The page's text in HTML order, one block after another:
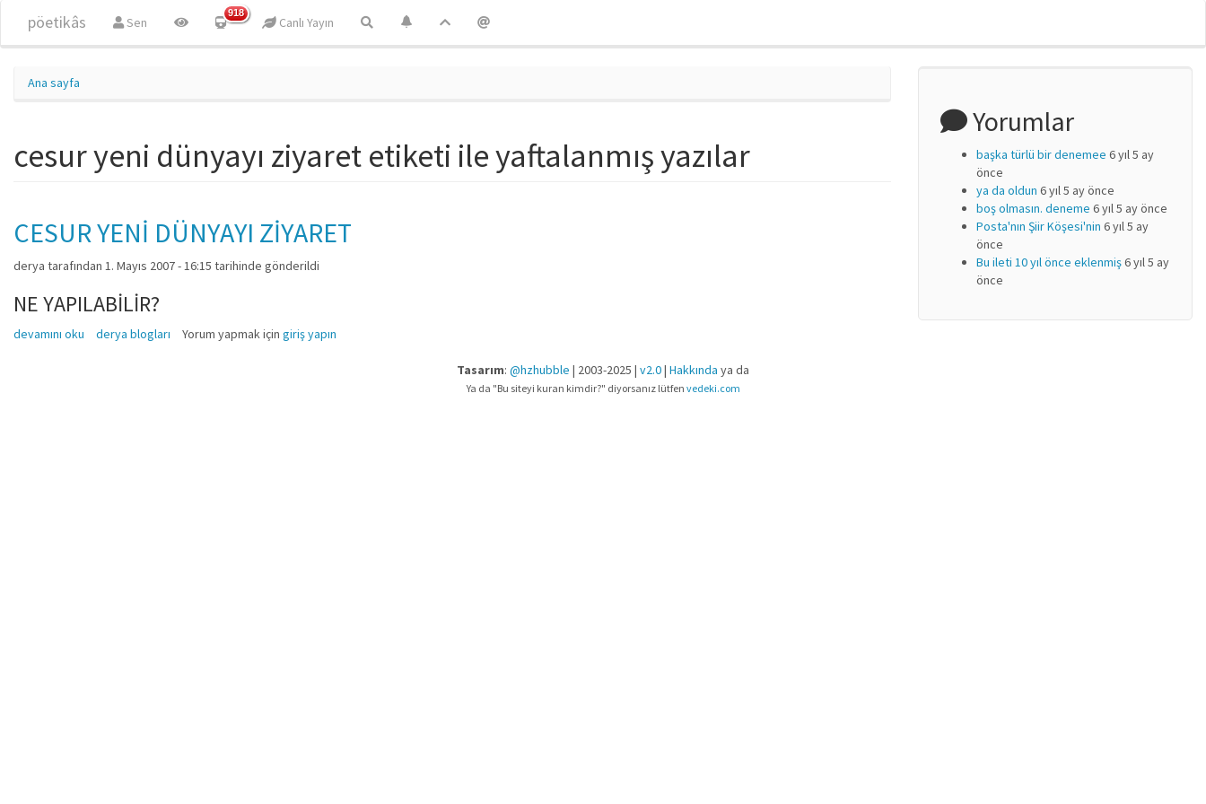
pöetikâs Sen
918
Canlı Yayın
Ana sayfa
cesur yeni dünyayı ziyaret etiketi ile yaftalanmış yazılar
CESUR YENİ DÜNYAYI ZİYARET
derya tarafından 1. Mayıs 2007 - 16:15 tarihinde gönderildi
NE YAPILABİLİR?
CESUR YENİ DÜNYAYI ZİYARET hakkında
devamını oku derya blogları Yorum yapmak için giriş yapın
Yorumlar
başka türlü bir denemee 6 yıl 5 ay
önce
ya da oldun 6 yıl 5 ay önce
boş olmasın. deneme 6 yıl 5 ay önce
Posta'nın Şiir Köşesi'nin 6 yıl 5 ay
önce
Bu ileti 10 yıl önce eklenmiş6 yıl 5 ay
önce
Tasarım: @hzhubble | 2003-2025 | v2.0| Hakkında ya da
Ya da "Bu siteyi kuran kimdir?" diyorsanız lütfen vedeki.com